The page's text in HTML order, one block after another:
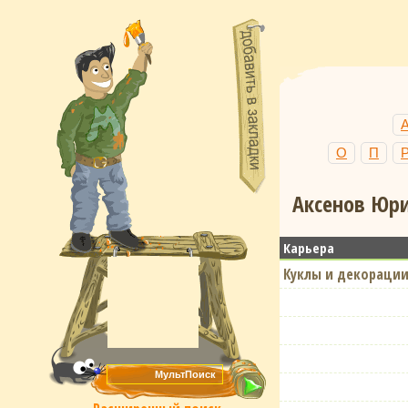
О
П
Аксенов
Карьера
Куклы и